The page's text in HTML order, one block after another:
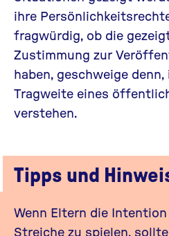
ihre
fragwürdig, ob die
Zustimmung zur
haben, geschweige
Tragweite eines
verstehen.
Tipps und
Wenn Eltern die
Streiche zu spielen,